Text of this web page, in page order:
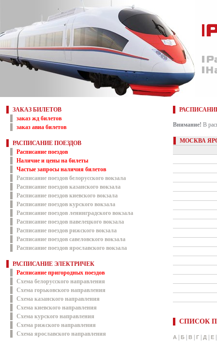
ЗАКАЗ БИЛЕТОВ
заказ жд билетов
заказ авиа билетов
РАСПИСАНИЕ ПОЕЗДОВ
Расписание поездов
Наличие и цены на билеты
Частые запросы наличия билетов
Расписание поездов белорусского вокзала
Расписание поездов казанского вокзала
Расписание поездов киевского вокзала
Расписание поездов курского вокзала
Расписание поездов ленинградского вокзала
Расписание поездов павелецкого вокзала
Расписание поездов рижского вокзала
Расписание поездов савеловского вокзала
Расписание поездов ярославского вокзала
РАСПИСАНИЕ ЭЛЕКТРИЧЕК
Расписание пригородных поездов
Схема белорусского направления
Схема горьковского направления
Схема казанского направления
Схема киевского направления
Схема курского направления
Схема рижского направления
Схема ярославского направления
Внимание! В
МОСКВА
СПИСОК
А Б В Г Д Е